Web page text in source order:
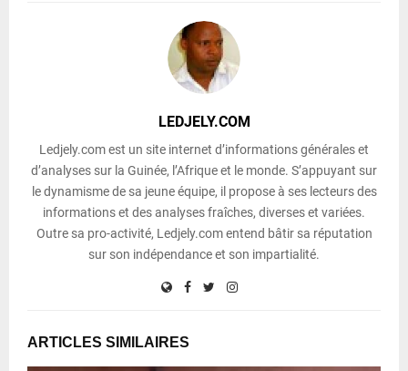
LEDJELY.COM
Ledjely.com est un site internet d’informations générales et
d’analyses sur la Guinée, l’Afrique et le monde. S’appuyant sur
le dynamisme de sa jeune équipe, il propose à ses lecteurs des
informations et des analyses fraîches, diverses et variées.
Outre sa pro-activité, Ledjely.com entend bâtir sa réputation
sur son indépendance et son impartialité.
ARTICLES SIMILAIRES